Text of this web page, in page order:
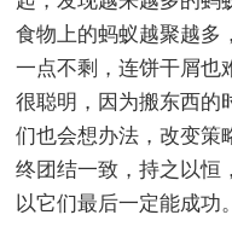
食物上的蚂蚁越聚越多
一点不剩，连饼干屑也
很聪明，因为搬东西的
们也会想办法，改变策
终团结一致，持之以恒
以它们最后一定能成功。